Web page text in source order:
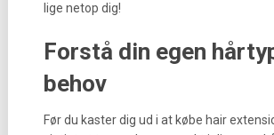
lige netop dig!
Forstå din egen
behov
Før du kaster dig ud i at købe hair